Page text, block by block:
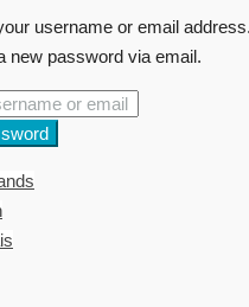
username or email
new password via email.